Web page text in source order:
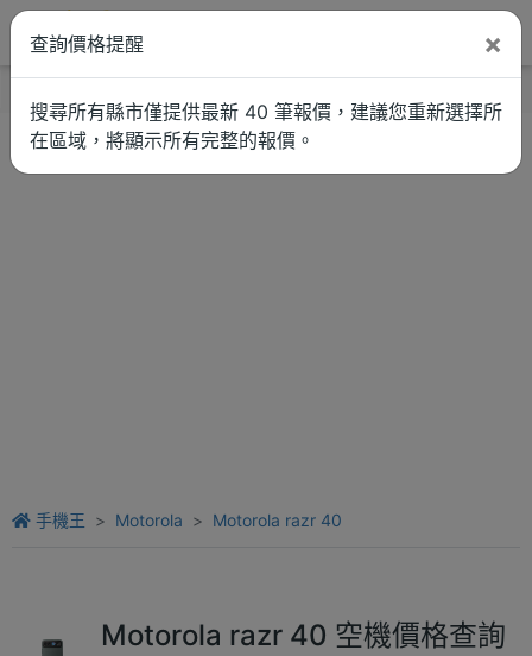
手機王 Motorola Motorola razr 40
Motorola razr 40 空機價格查詢
查詢價格提醒 ×
搜尋所有縣市僅提供最新 40 筆報價，建議您重新選擇所
在區域，將顯示所有完整的報價。